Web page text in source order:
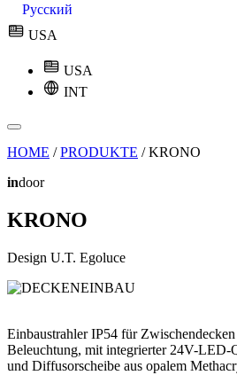
Русский
USA
USA
INT
HOME / PRODUKTE / KRONO
indoor
KRONO
Design U.T. Egoluce
Einbaustrahler IP54 für
Beleuchtung, mit integrierter 24V-LED-
und Diffusorscheibe aus opalem